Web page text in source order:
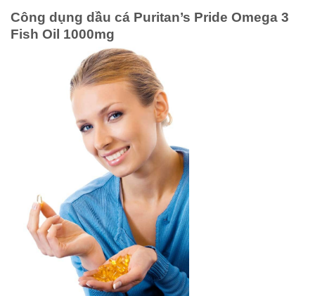
Công dụng dầu cá Puritan’s Pride Omega 3
Fish Oil 1000mg